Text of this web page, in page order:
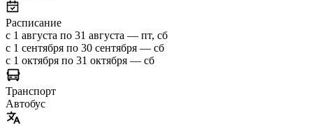
Расписание
с 1 августа по 31 августа — пт, сб
с 1 сентября по 30 сентября — сб
с 1 октября по 31 октября — сб
Транспорт
Автобус